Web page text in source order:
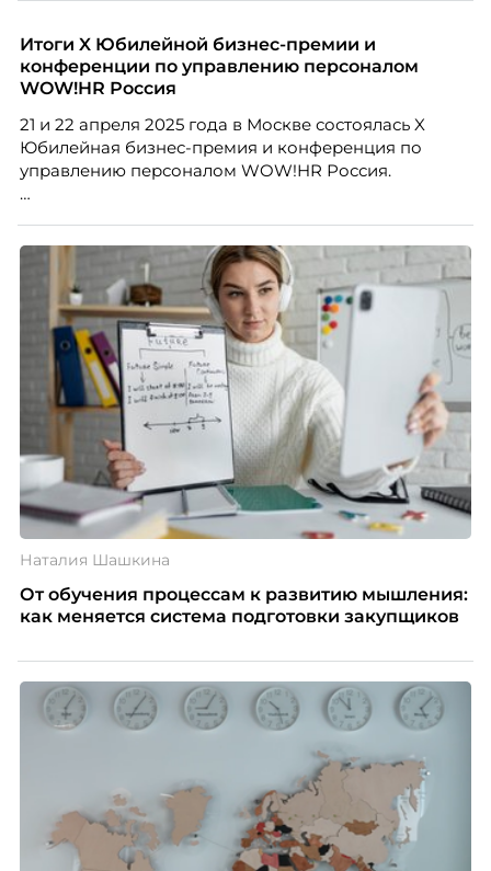
Проблема в том, что так мы измеряем не ценность,
а движение. А творческая работа — это тот редкий
случай, где движение и результат могут не
Итоги X Юбилейной бизнес-премии и
конференции по управлению персоналом
WOW!HR Россия
21 и 22 апреля 2025 года в Москве состоялась X
Юбилейная бизнес-премия и конференция по
управлению персоналом WOW!HR Россия.
номинантов и гостей мероприятия.
Наталия Шашкина
От обучения процессам к развитию мышления:
как меняется система подготовки закупщиков